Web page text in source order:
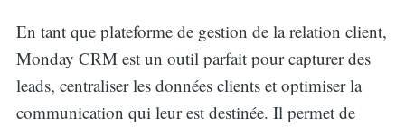
En tant que plateforme de gestion de la relation client,
Monday CRM est un outil parfait pour capturer des
leads, centraliser les données clients et optimiser la
communication qui leur est destinée. Il permet de